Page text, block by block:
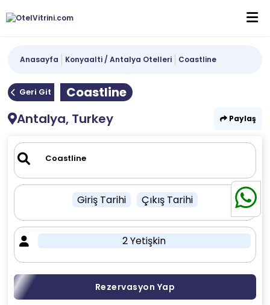
Anasayfa Konyaalti / Antalya Otelleri Coastline
Geri Git
Coastline
Antalya, Turkey
Paylaş
Giriş Tarihi Çıkış Tarihi
2 Yetişkin
Rezervasyon Yap